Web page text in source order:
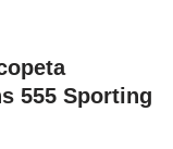
555 Sporting